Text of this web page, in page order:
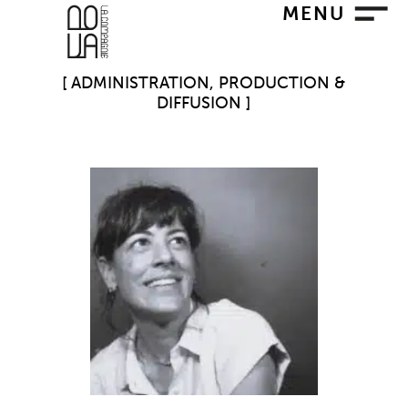
MENU
ADMINISTRATION, PRODUCTION &
DIFFUSION